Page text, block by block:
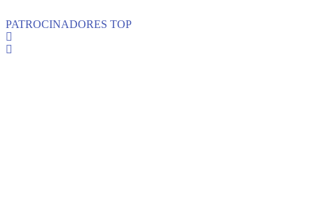
PATROCINADORES TOP